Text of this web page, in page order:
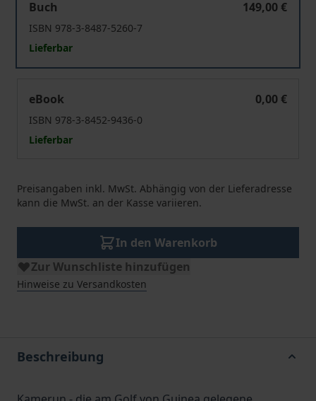
Buch
149,00 €
ISBN 978-3-8487-5260-7
Lieferbar
eBook
0,00 €
ISBN 978-3-8452-9436-0
Lieferbar
Preisangaben inkl. MwSt. Abhängig von der Lieferadresse
kann die MwSt. an der Kasse variieren.
In den Warenkorb
Zur Wunschliste hinzufügen
Hinweise zu Versandkosten
Beschreibung